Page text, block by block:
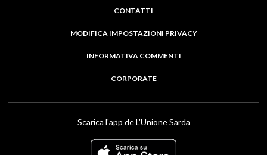
CONTATTI
MODIFICA IMPOSTAZIONI PRIVACY
INFORMATIVA COMMENTI
CORPORATE
Scarica l'app de L'Unione Sarda